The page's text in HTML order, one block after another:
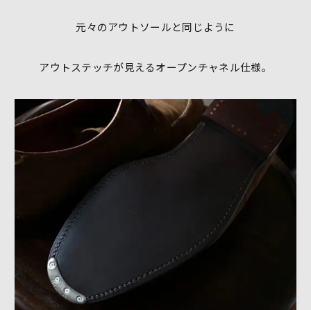
元々のアウトソールと同じように
アウトステッチが見えるオープンチャネル仕様。